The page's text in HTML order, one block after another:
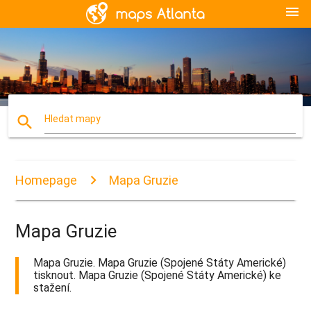
menu
search Hledat mapy
Homepage Mapa Gruzie
Mapa Gruzie
Mapa Gruzie. Mapa Gruzie (Spojené Státy Americké)
tisknout. Mapa Gruzie (Spojené Státy Americké) ke
stažení.